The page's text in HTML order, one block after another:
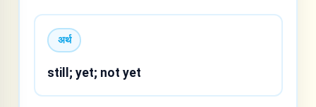
अर्थ
still; yet; not yet